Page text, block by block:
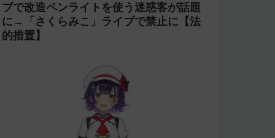
ブで改造ペンライトを使う迷惑客が話題
に→「さくらみこ」ライブで禁止に【法
的措置】